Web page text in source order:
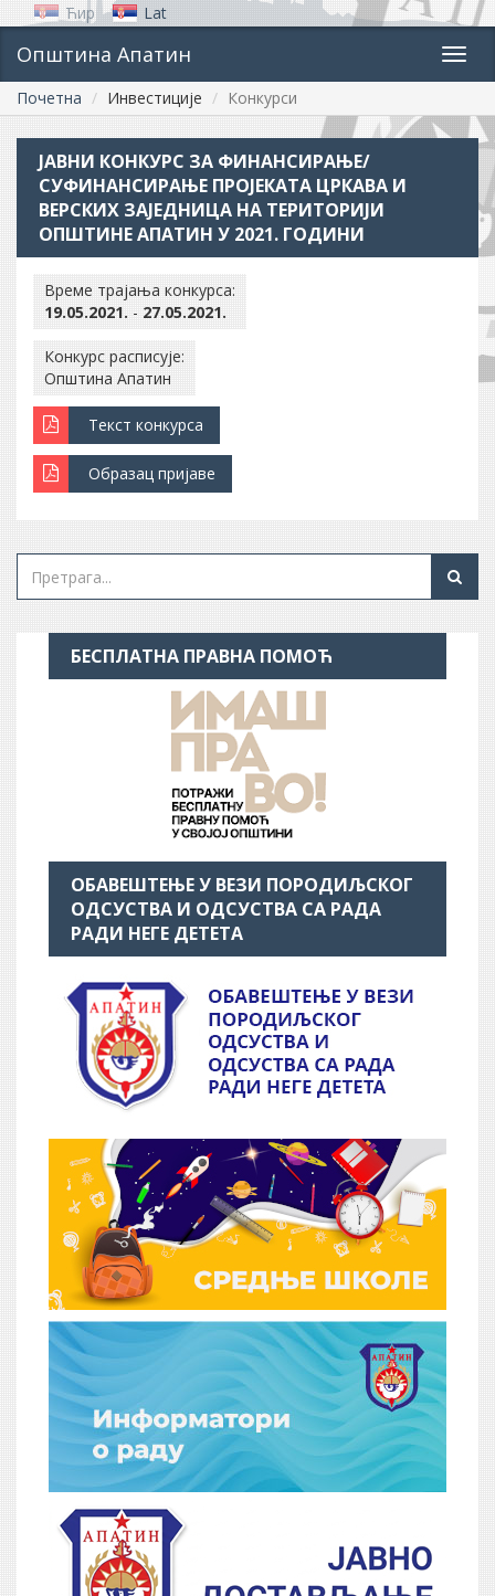
Ћир Lat
Општина Апатин
Почетна Инвестиције Конкурси
ЈАВНИ КОНКУРС ЗА ФИНАНСИРАЊЕ/
СУФИНАНСИРАЊЕ ПРОЈЕКАТА ЦРКАВА И
ВЕРСКИХ ЗАЈЕДНИЦА НА ТЕРИТОРИЈИ
ОПШТИНЕ АПАТИН У 2021. ГОДИНИ
Време трајања конкурса:
19.05.2021. - 27.05.2021.
Конкурс расписује:
Општина Апатин
Текст конкурса
Образац пријаве
БЕСПЛАТНА ПРАВНА ПОМОЋ
ОБАВЕШТЕЊЕ У ВЕЗИ ПОРОДИЉСКОГ
ОДСУСТВА И ОДСУСТВА СА РАДА
РАДИ НЕГЕ ДЕТЕТА